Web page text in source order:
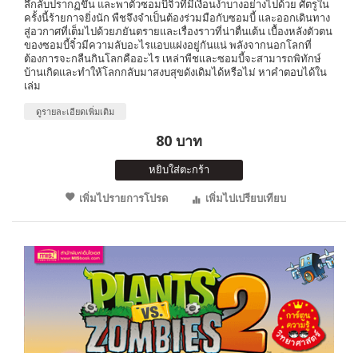
ลึกลับปรากฏขึ้น และพาตัวซอมบี้จิ๋วที่มีเงื่อนงำบางอย่างไปด้วย ศัตรูใน
ครั้งนี้ร้ายกาจยิ่งนัก พืชจึงจำเป็นต้องร่วมมือกับซอมบี้ และออกเดินทาง
สู่อวกาศที่เต็มไปด้วยภยันตรายและเรื่องราวที่น่าตื่นเต้น เบื้องหลังตัวตน
ของซอมบี้จิ๋วมีความลับอะไรแอบแฝงอยู่กันแน่ พลังจากนอกโลกที่
ต้องการจะกลืนกินโลกคืออะไร เหล่าพืชและซอมบี้จะสามารถพิทักษ์
บ้านเกิดและทำให้โลกกลับมาสงบสุขดังเดิมได้หรือไม่ หาคำตอบได้ใน
เล่ม
ดูรายละเอียดเพิ่มเติม
80 บาท
หยิบใส่ตะกร้า
เพิ่มไปรายการโปรด
เพิ่มไปเปรียบเทียบ